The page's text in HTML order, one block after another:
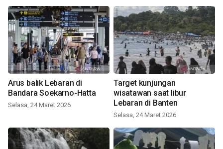
Arus balik Lebaran di
Bandara Soekarno-Hatta
Selasa, 24 Maret 2026
Target kunjungan
wisatawan saat libur
Lebaran di Banten
Selasa, 24 Maret 2026